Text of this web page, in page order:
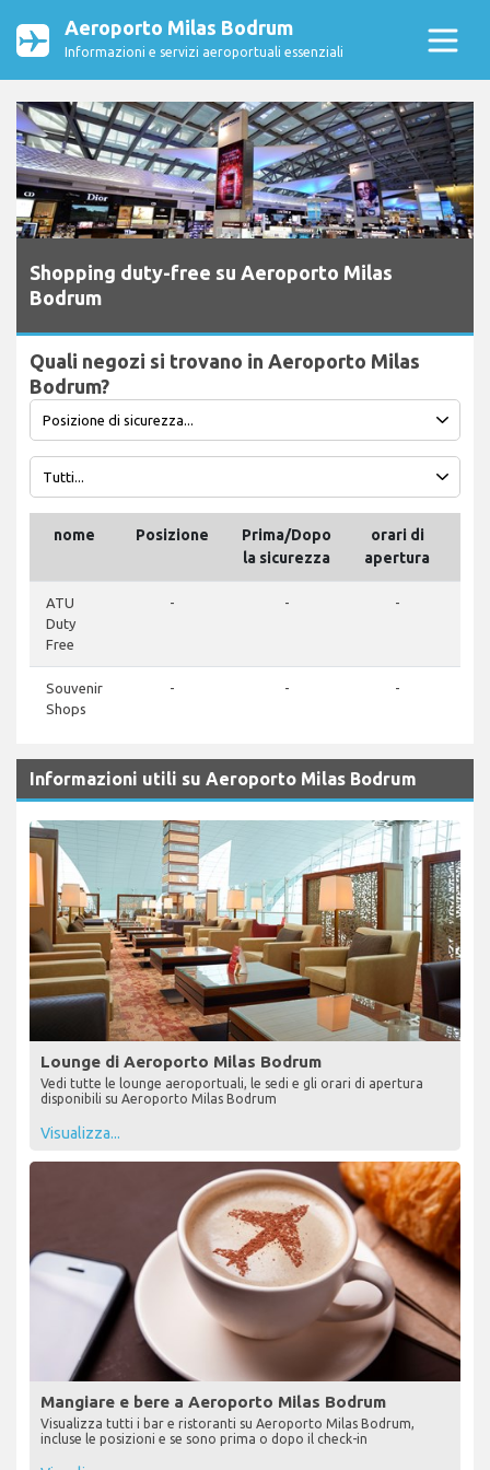
Aeroporto Milas Bodrum
Informazioni e servizi aeroportuali essenziali
Shopping duty-free su Aeroporto Milas
Bodrum
Quali negozi si trovano in Aeroporto Milas
Bodrum?
nome Posizione
Prima/Dopo
la sicurezza
orari di
apertura
ATU
Duty
Free
- - -
Souvenir
Shops
- - -
Informazioni utili su Aeroporto Milas Bodrum
Lounge di Aeroporto Milas Bodrum
Vedi tutte le lounge aeroportuali, le sedi e gli orari di apertura
disponibili su Aeroporto Milas Bodrum
Visualizza...
Mangiare e bere a Aeroporto Milas Bodrum
Visualizza tutti i bar e ristoranti su Aeroporto Milas Bodrum,
incluse le posizioni e se sono prima o dopo il check-in